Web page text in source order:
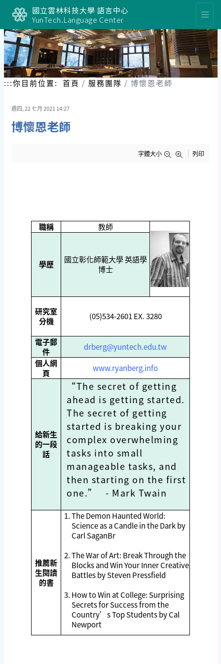
要
內
容
區
塊
國立雲林科技大學 語言中心
YunTech.Language Center
:::你目前位置: 首頁 服務團隊 博懷恩老師
週四, 22 七月 2021 14:27
博懷恩老師
字體大小 列印
職稱 教師
學歷
國立彰化師範大學 英語學
博士
研究室
分機
(05)534-2601 EX. 3280
電子郵
件
drberg@yuntech.edu.tw
個人網
頁
www.ryanberg.info
給新生
的一段
話
“The secret of getting
ahead is getting started.
The secret of getting
started is breaking your
complex overwhelming
tasks into small
manageable tasks, and
then starting on the first
one.” - Mark Twain
推薦新
生閱讀
的書
The Demon Haunted World:
Science as a Candle in the Dark by
Carl SaganBr
The War of Art: Break Through the
Blocks and Win Your Inner Creative
Battles by Steven Pressfield
How to Win at College: Surprising
Secrets for Success from the
Country’s Top Students by Cal
Newport